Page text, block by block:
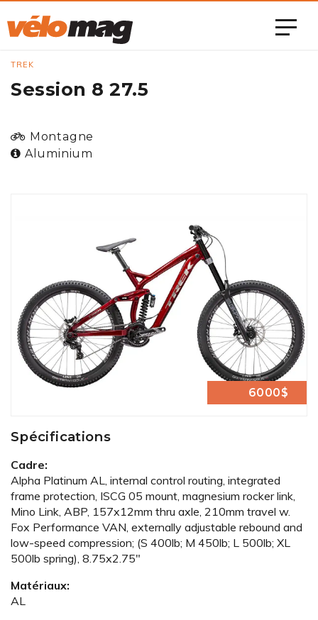
TREK
Session 8 27.5
Montagne
Aluminium
6000$
Spécifications
Cadre:
Alpha Platinum AL, internal control routing, integrated
frame protection, ISCG 05 mount, magnesium rocker link,
Mino Link, ABP, 157x12mm thru axle, 210mm travel w.
Fox Performance VAN, externally adjustable rebound and
low-speed compression; (S 400lb; M 450lb; L 500lb; XL
500lb spring), 8.75x2.75"
Matériaux:
AL